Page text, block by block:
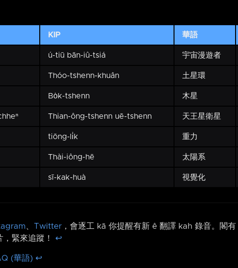
KIP 華語
ú-tiū bān-iû-tsiá 宇宙漫遊者
Thóo-tshenn-khuân 土星環
Bo̍k-tshenn 木星
Thian-ông-tshenn uē-tshenn 天王星衛星
tiōng-li̍k 重力
Thài-iông-hē 太陽系
sī-kak-huà 視覺化
、 Twitter ，會逐工 kā 你提醒有新 ê 翻譯 kah 錄音。閣有
緊來追蹤！ ↩︎
(華語) ↩︎